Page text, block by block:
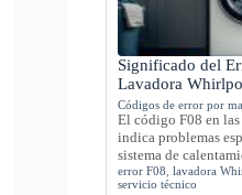
Significado del
Lavadora
Códigos de error por
El código F08 en
indica problemas
sistema de
error F08 ,lavadora
servicio técnico